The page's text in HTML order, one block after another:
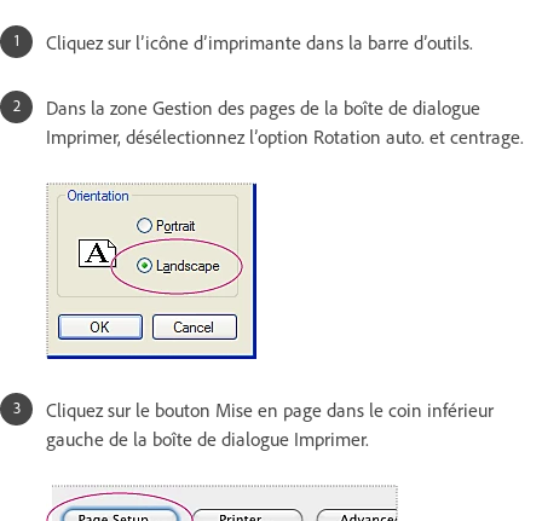
Cliquez sur l’icône d’imprimante dans la barre d’outils.
Dans la zone Gestion des pages de la boîte de dialogue
Imprimer, désélectionnez l’option Rotation auto. et centrage.
Cliquez sur le bouton Mise en page dans le coin inférieur
gauche de la boîte de dialogue Imprimer.